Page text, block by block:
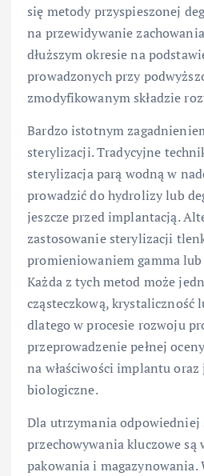
się metody przyspieszonej
na przewidywanie
dłuższym okresie na
prowadzonych przy
zmodyfikowanym składzie
Bardzo istotnym
sterylizacji. Tradycyjne
sterylizacja parą wodną w
prowadzić do hydrolizy lub
jeszcze przed implantacją.
zastosowanie sterylizacji
promieniowaniem gamma
Każda z tych metod może
cząsteczkową, krystaliczność
dlatego w procesie rozwoju
przeprowadzenie pełnej
na właściwości implantu
biologiczne.
Dla utrzymania odpowiedniej
przechowywania kluczowe są
pakowania i magazynowania.